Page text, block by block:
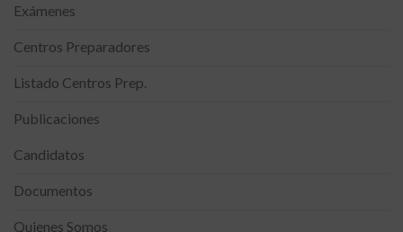
Exámenes
Centros Preparadores
Listado Centros Prep.
Publicaciones
Candidatos
Documentos
Quienes Somos